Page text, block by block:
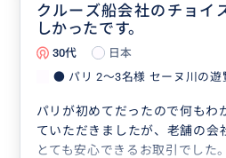
クルーズ船会社のチョイ
しかったです。
30代
日本
● パリ 2〜3名様 セーヌ川の遊
パリが初めてだったので何もわ
ていただきましたが、老舗の会
とても安心できるお取引でした。